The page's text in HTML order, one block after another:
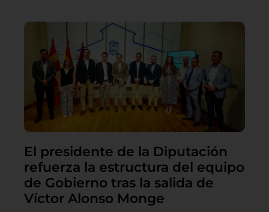
El presidente de la Diputación
refuerza la estructura del equipo
de Gobierno tras la salida de
Víctor Alonso Monge